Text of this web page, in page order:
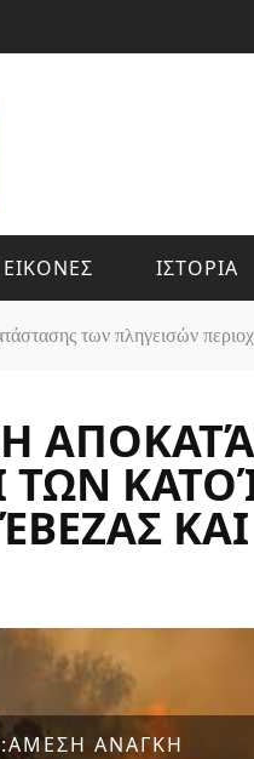
ΕΙΚΟΝΕΣ ΙΣΤΟΡΙΑ
των πληγεισών
ΤΩΝ
ΑΝΑΓΚΗ